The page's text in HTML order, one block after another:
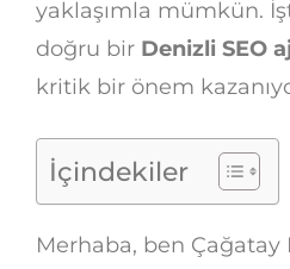
yaklaşımla mümkün.
doğru bir Denizli SEO
kritik bir önem
İçindekiler
Merhaba, ben